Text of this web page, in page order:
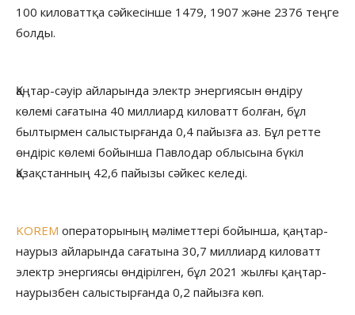
100 киловаттқа сәйкесінше 1479, 1907 және 2376 теңге
болды.
Қаңтар-сәуір айларында электр энергиясын өндіру
көлемі сағатына 40 миллиард киловатт болған, бұл
былтырмен салыстырғанда 0,4 пайызға аз. Бұл ретте
өндіріс көлемі бойынша Павлодар облысына бүкіл
Қазақстанның 42,6 пайызы сәйкес келеді.
KOREM операторының мәліметтері бойынша, қаңтар-
наурыз айларында сағатына 30,7 миллиард киловатт
электр энергиясы өндірілген, бұл 2021 жылғы қаңтар-
наурызбен салыстырғанда 0,2 пайызға көп.